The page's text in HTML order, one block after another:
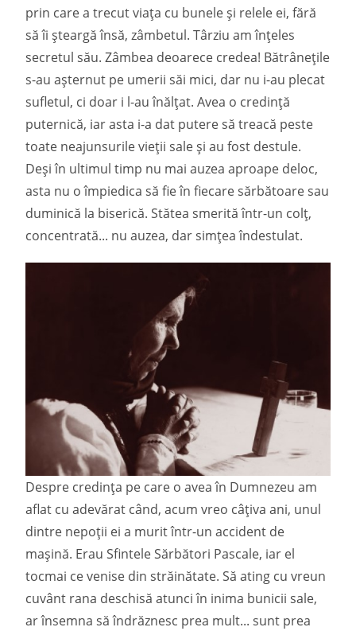
prin care a trecut viața cu bunele și relele ei, fără
să îi șteargă însă, zâmbetul. Târziu am înțeles
secretul său. Zâmbea deoarece credea! Bătrânețile
s-au așternut pe umerii săi mici, dar nu i-au plecat
sufletul, ci doar i l-au înălțat. Avea o credință
puternică, iar asta i-a dat putere să treacă peste
toate neajunsurile vieții sale și au fost destule.
Deși în ultimul timp nu mai auzea aproape deloc,
asta nu o împiedica să fie în fiecare sărbătoare sau
duminică la biserică. Stătea smerită într-un colț,
concentrată... nu auzea, dar simțea îndestulat.
Despre credința pe care o avea în Dumnezeu am
aflat cu adevărat când, acum vreo câțiva ani, unul
dintre nepoții ei a murit într-un accident de
mașină. Erau Sfintele Sărbători Pascale, iar el
tocmai ce venise din străinătate. Să ating cu vreun
cuvânt rana deschisă atunci în inima bunicii sale,
ar însemna să îndrăznesc prea mult... sunt prea